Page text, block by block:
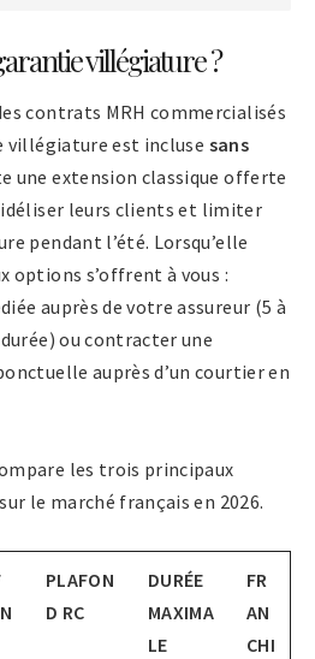
villégiature ?
contrats MRH commercialisés
villégiature est incluse sans
une extension classique offerte
leurs clients et limiter
pendant l’été. Lorsqu’elle
options s’offrent à vous :
auprès de votre assureur (5 à
ou contracter une
auprès d’un courtier en
les trois principaux
le marché français en 2026.
PLAFON
D RC
DURÉE
MAXIMA
LE
FR
AN
CHI